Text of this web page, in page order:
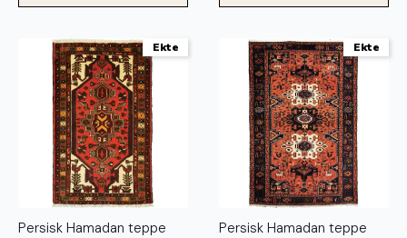
Ekte
Persisk Hamadan teppe
Ekte
Persisk Hamadan teppe